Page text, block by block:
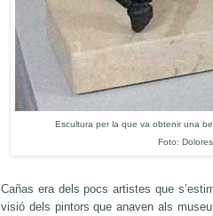
Escultura per la que va obtenir una
Foto:
Cañas era dels pocs artistes que
visió dels pintors que anaven als